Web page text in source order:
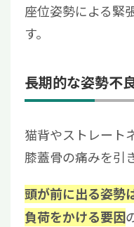
座位姿勢による緊
す。
長期的な姿勢不
猫背やストレート
膝蓋骨の痛みを引
頭が前に出る姿勢
負荷をかける要因